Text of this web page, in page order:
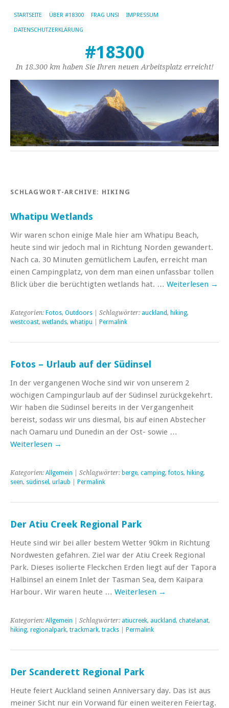
STARTSEITE ÜBER #18300 FRAG UNS! IMPRESSUM
DATENSCHUTZERKLÄRUNG
#18300
In 18.300 km haben Sie Ihren neuen Arbeitsplatz erreicht!
SCHLAGWORT-ARCHIVE: HIKING
Whatipu Wetlands
Wir waren schon einige Male hier am Whatipu Beach,
heute sind wir jedoch mal in Richtung Norden gewandert.
Nach ca. 30 Minuten gemütlichem Laufen, erreicht man
einen Campingplatz, von dem man einen unfassbar tollen
Blick über die berüchtigten wetlands hat. … Weiterlesen →
Kategorien: Fotos, Outdoors | Schlagwörter: auckland, hiking,
westcoast, wetlands, whatipu Permalink
Fotos – Urlaub auf der Südinsel
In der vergangenen Woche sind wir von unserem 2
wöchigen Campingurlaub auf der Südinsel zurückgekehrt.
Wir haben die Südinsel bereits in der Vergangenheit
bereist, sodass wir uns diesmal, bis auf einen Abstecher
nach Oamaru und Dunedin an der Ost- sowie …
Weiterlesen →
Kategorien: Allgemein | Schlagwörter: berge, camping,fotos, hiking,
seen, südinsel , urlaub Permalink
Der Atiu Creek Regional Park
Heute sind wir bei aller bestem Wetter 90km in Richtung
Nordwesten gefahren. Ziel war der Atiu Creek Regional
Park. Dieses isolierte Fleckchen Erden liegt auf der Tapora
Halbinsel an einem Inlet der Tasman Sea, dem Kaipara
Harbour. Wir waren heute … Weiterlesen →
Kategorien: Allgemein | Schlagwörter: atiucreek, auckland, chatelanat,
hiking, regionalpark, trackmark, tracks Permalink
Der Scanderett Regional Park
Heute feiert Auckland seinen Anniversary day. Das ist aus
meiner Sicht nur ein Vorwand für einen weiteren Feiertag.